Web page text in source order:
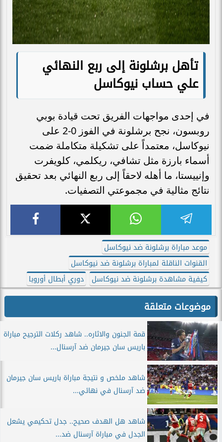
تأهل برشلونة إلى ربع النهائي
علي حساب نيوكاسل
في إحدى مواجهات الفريق تحت قيادة بوبي
روبسون، نجح برشلونة في الفوز 0-2 على
نيوكاسل، معتمداً على تشكيلة متكاملة ضمت
أسماء بارزة مثل تشافي، ريكلمي، كلويفرت
وإنييستا، ما أهله لاحقاً إلى ربع النهائي بعد تحقيق
نتائج مثالية في مجموعتي التصفيات.
موعد مباراة برشلونة ضد نيوكاسل
القنوات الناقلة لمباراة برشلونة ضد نيوكاسل
كيفية مشاهدة برشلونة ضد نيوكاسل
دوري أبطال أوروبا
موضوعات متعلقة
قمة الجنون والاثاره.. شاهد ركلات الترجيح مباراة
باريس سان جيرمان ضد آرسنال...
شاهد ملخص و نتيجة مباراة باريس سان جيرمان
ضد آرسنال في نهائي...
شاهد هل الهدف صحيح.. جدل تحكيمي يشعل
الجدل في مباراة آرسنال ضد...